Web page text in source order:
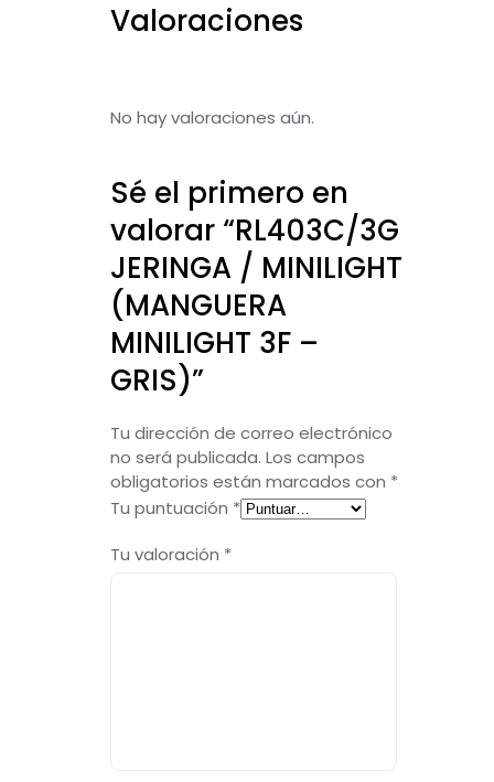
Valoraciones
No hay valoraciones aún.
Sé el primero en
valorar “RL403C/3G
JERINGA / MINILIGHT
(MANGUERA
MINILIGHT 3F –
GRIS)”
Tu dirección de correo electrónico
no será publicada. Los campos
obligatorios están marcados con *
Tu puntuación *
Tu valoración *